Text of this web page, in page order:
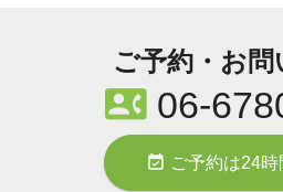
ご予約・お
contact_phone06-
event_available ご予約は24時